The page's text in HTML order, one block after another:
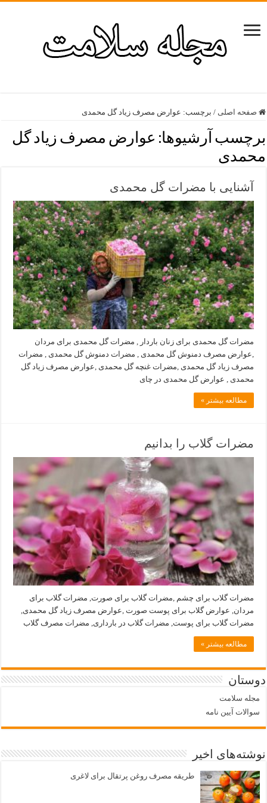
صفحه اصلی / برچسب: عوارض مصرف زیاد گل محمدی
برچسب آرشیوها: عوارض مصرف زیاد گل
محمدی
آشنایی با مضرات گل محمدی
مضرات گل محمدی برای زنان باردار , مضرات گل محمدی برای مردان
,عوارض مصرف دمنوش گل محمدی , مضرات دمنوش گل محمدی , مضرات
مصرف زیاد گل محمدی ,مضرات غنچه گل محمدی ,عوارض مصرف زیاد گل
محمدی , عوارض گل محمدی در چای
مطالعه بیشتر »
مضرات گلاب را بدانیم
مضرات گلاب برای چشم ,مضرات گلاب برای صورت, مضرات گلاب برای
مردان, عوارض گلاب برای پوست صورت ,عوارض مصرف زیاد گل محمدی,
مضرات گلاب برای پوست, مضرات گلاب در بارداری, مضرات مصرف گلاب
مطالعه بیشتر »
دوستان
مجله سلامت
سوالات آیین نامه
نوشته‌های اخیر
طریقه مصرف روغن پرتقال برای لاغری